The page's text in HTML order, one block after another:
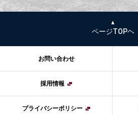
ページTOPヘ
お問い合わせ
採用情報
プライバシーポリシー